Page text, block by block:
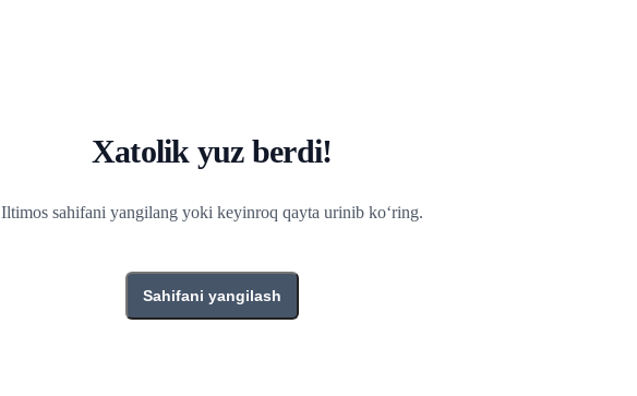
Xatolik yuz berdi!
Iltimos sahifani yangilang yoki keyinroq qayta urinib ko‘ring.
Sahifani yangilash